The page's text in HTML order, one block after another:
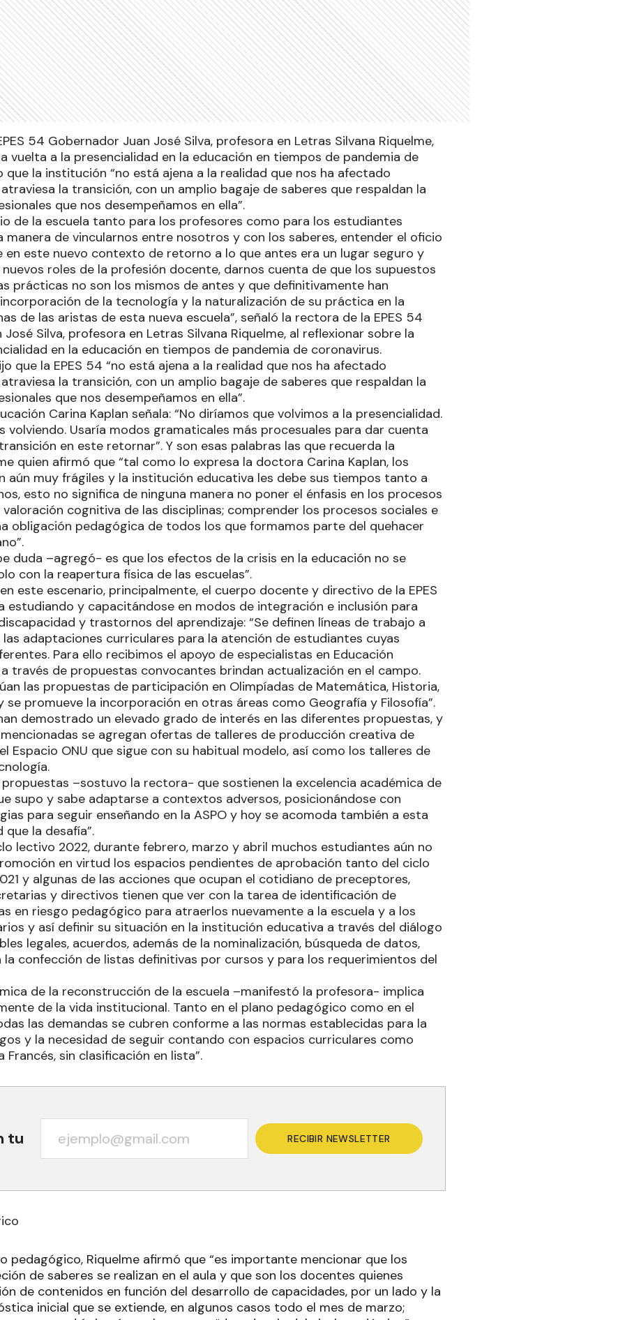
54 Gobernador Juan José Silva, profesora en Letras Silvana Riquelme,
vuelta a la presencialidad en la educación en tiempos de pandemia de
que la institución “no está ajena a la realidad que nos ha afectado
la transición, con un amplio bagaje de saberes que respaldan la
que nos desempeñamos en ella”.
de la escuela tanto para los profesores como para los estudiantes
manera de vincularnos entre nosotros y con los saberes, entender el oficio
en este nuevo contexto de retorno a lo que antes era un lugar seguro y
roles de la profesión docente, darnos cuenta de que los supuestos
prácticas no son los mismos de antes y que definitivamente han
de la tecnología y la naturalización de su práctica en la
de las aristas de esta nueva escuela”, señaló la rectora de la EPES 54
Silva, profesora en Letras Silvana Riquelme, al reflexionar sobre la
en la educación en tiempos de pandemia de coronavirus.
que la EPES 54 “no está ajena a la realidad que nos ha afectado
la transición, con un amplio bagaje de saberes que respaldan la
que nos desempeñamos en ella”.
Carina Kaplan señala: “No diríamos que volvimos a la presencialidad.
volviendo. Usaría modos gramaticales más procesuales para dar cuenta
en este retornar”. Y son esas palabras las que recuerda la
quien afirmó que “tal como lo expresa la doctora Carina Kaplan, los
aún muy frágiles y la institución educativa les debe sus tiempos tanto a
esto no significa de ninguna manera no poner el énfasis en los procesos
cognitiva de las disciplinas; comprender los procesos sociales e
obligación pedagógica de todos los que formamos parte del quehacer
duda –agregó- es que los efectos de la crisis en la educación no se
con la reapertura física de las escuelas”.
este escenario, principalmente, el cuerpo docente y directivo de la EPES
estudiando y capacitándose en modos de integración e inclusión para
y trastornos del aprendizaje: “Se definen líneas de trabajo a
adaptaciones curriculares para la atención de estudiantes cuyas
Para ello recibimos el apoyo de especialistas en Educación
a través de propuestas convocantes brindan actualización en el campo.
las propuestas de participación en Olimpíadas de Matemática, Historia,
se promueve la incorporación en otras áreas como Geografía y Filosofía”.
demostrado un elevado grado de interés en las diferentes propuestas, y
se agregan ofertas de talleres de producción creativa de
Espacio ONU que sigue con su habitual modelo, así como los talleres de
–sostuvo la rectora- que sostienen la excelencia académica de
supo y sabe adaptarse a contextos adversos, posicionándose con
para seguir enseñando en la ASPO y hoy se acomoda también a esta
la desafía”.
lectivo 2022, durante febrero, marzo y abril muchos estudiantes aún no
en virtud los espacios pendientes de aprobación tanto del ciclo
y algunas de las acciones que ocupan el cotidiano de preceptores,
y directivos tienen que ver con la tarea de identificación de
en riesgo pedagógico para atraerlos nuevamente a la escuela y a los
y así definir su situación en la institución educativa a través del diálogo
legales, acuerdos, además de la nominalización, búsqueda de datos,
confección de listas definitivas por cursos y para los requerimientos del
de la reconstrucción de la escuela –manifestó la profesora- implica
de la vida institucional. Tanto en el plano pedagógico como en el
las demandas se cubren conforme a las normas establecidas para la
y la necesidad de seguir contando con espacios curriculares como
Francés, sin clasificación en lista”.
tu RECIBIR NEWSLETTER
pedagógico, Riquelme afirmó que “es importante mencionar que los
de saberes se realizan en el aula y que son los docentes quienes
de contenidos en función del desarrollo de capacidades, por un lado y la
inicial que se extiende, en algunos casos todo el mes de marzo;